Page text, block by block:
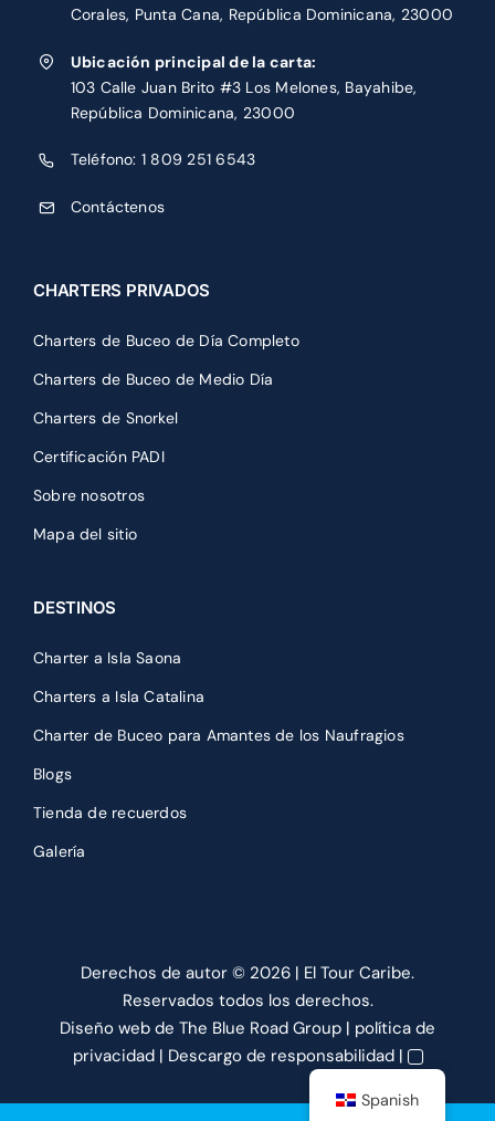
Corales, Punta Cana, República Dominicana, 23000
Ubicación principal de la carta:
103 Calle Juan Brito #3 Los Melones, Bayahibe,
República Dominicana, 23000
Teléfono: 1 809 251 6543
Contáctenos
CHARTERS PRIVADOS
Charters de Buceo de Día Completo
Charters de Buceo de Medio Día
Charters de Snorkel
Certificación PADI
Sobre nosotros
Mapa del sitio
DESTINOS
Charter a Isla Saona
Charters a Isla Catalina
Charter de Buceo para Amantes de los Naufragios
Blogs
Tienda de recuerdos
Galería
Derechos de autor © 2026 | El Tour Caribe.
Reservados todos los derechos.
Diseño web de The Blue Road Group | política de
privacidad| Descargo de responsabilidad|
Spanish